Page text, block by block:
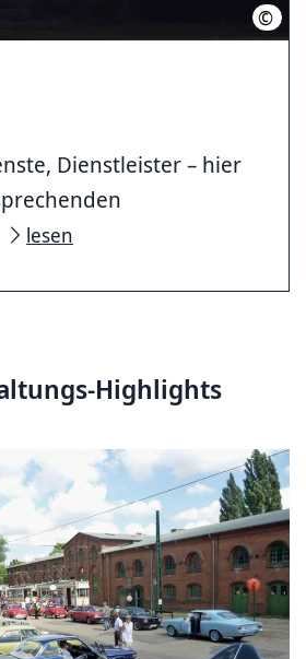
©
Dienstleister – hier
lesen
Highlights